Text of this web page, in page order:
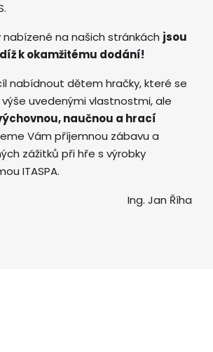
nabízené na našich stránkách jsou
k okamžitému dodání!
nabídnout dětem hračky, které se
uvedenými vlastnostmi, ale
naučnou a hrací
Vám příjemnou zábavu a
zážitků při hře s výrobky
ITASPA.
Ing. Jan Říha